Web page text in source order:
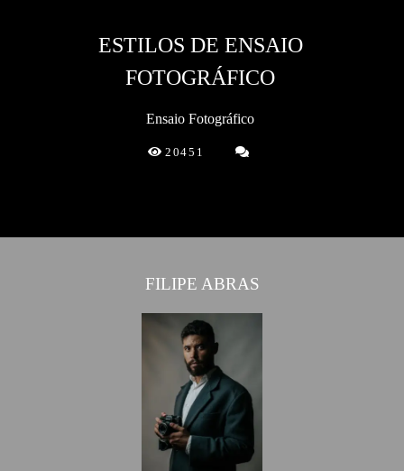
ESTILOS DE ENSAIO
FOTOGRÁFICO
Ensaio Fotográfico
20451
FILIPE ABRAS